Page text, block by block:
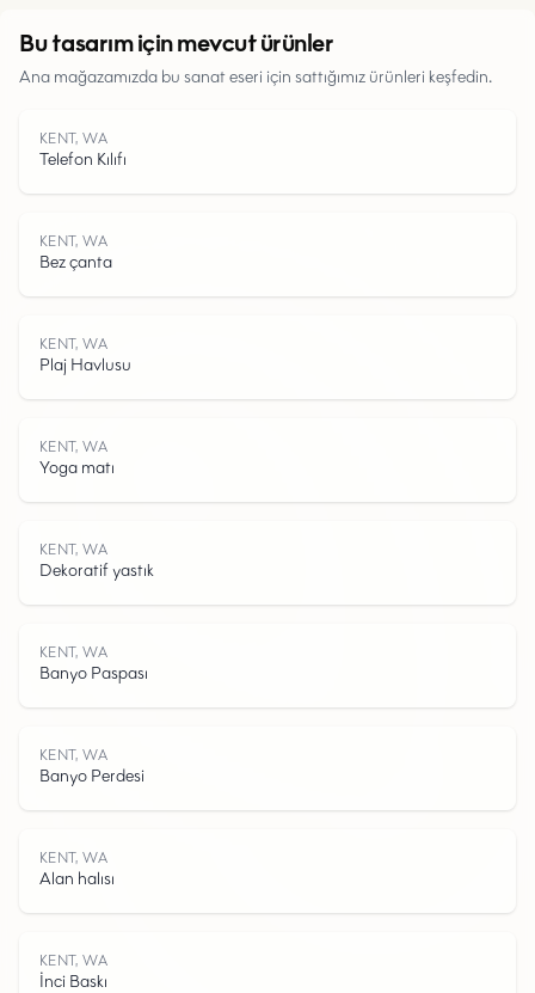
K
E
N
T
,
W
Bu tasarım için mevcut ürünler
Ana mağazamızda bu sanat eseri için sattığımız ürünleri keşfedin.
KENT, WA
Telefon Kılıfı
KENT, WA
Bez çanta
KENT, WA
Plaj Havlusu
KENT, WA
Yoga matı
KENT, WA
Dekoratif yastık
KENT, WA
Banyo Paspası
KENT, WA
Banyo Perdesi
KENT, WA
Alan halısı
KENT, WA
İnci Baskı